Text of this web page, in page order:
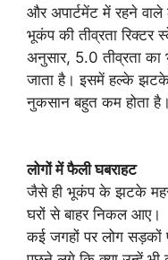
और अपार्टमेंट में रहने
भूकंप की तीव्रता रिक्टर
अनुसार, 5.0 तीव्रता का
जाता है। इसमें हल्के
नुकसान बहुत कम होता है।
लोगों में फैली घबराहट
जैसे ही भूकंप के झटके
घरों से बाहर निकल आए।
कई जगहों पर लोग